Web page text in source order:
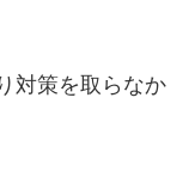
対策を取らなか